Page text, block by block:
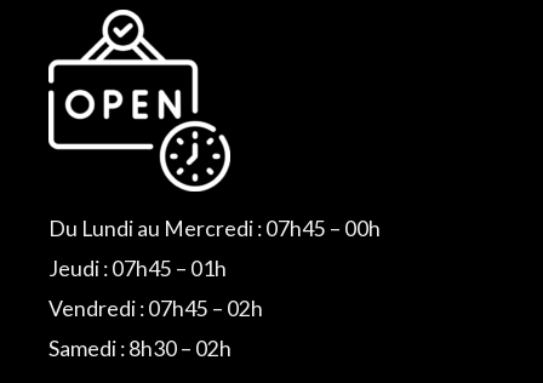
Du Lundi au Mercredi : 07h45 – 00h
Jeudi : 07h45 – 01h
Vendredi : 07h45 – 02h
Samedi : 8h30 – 02h